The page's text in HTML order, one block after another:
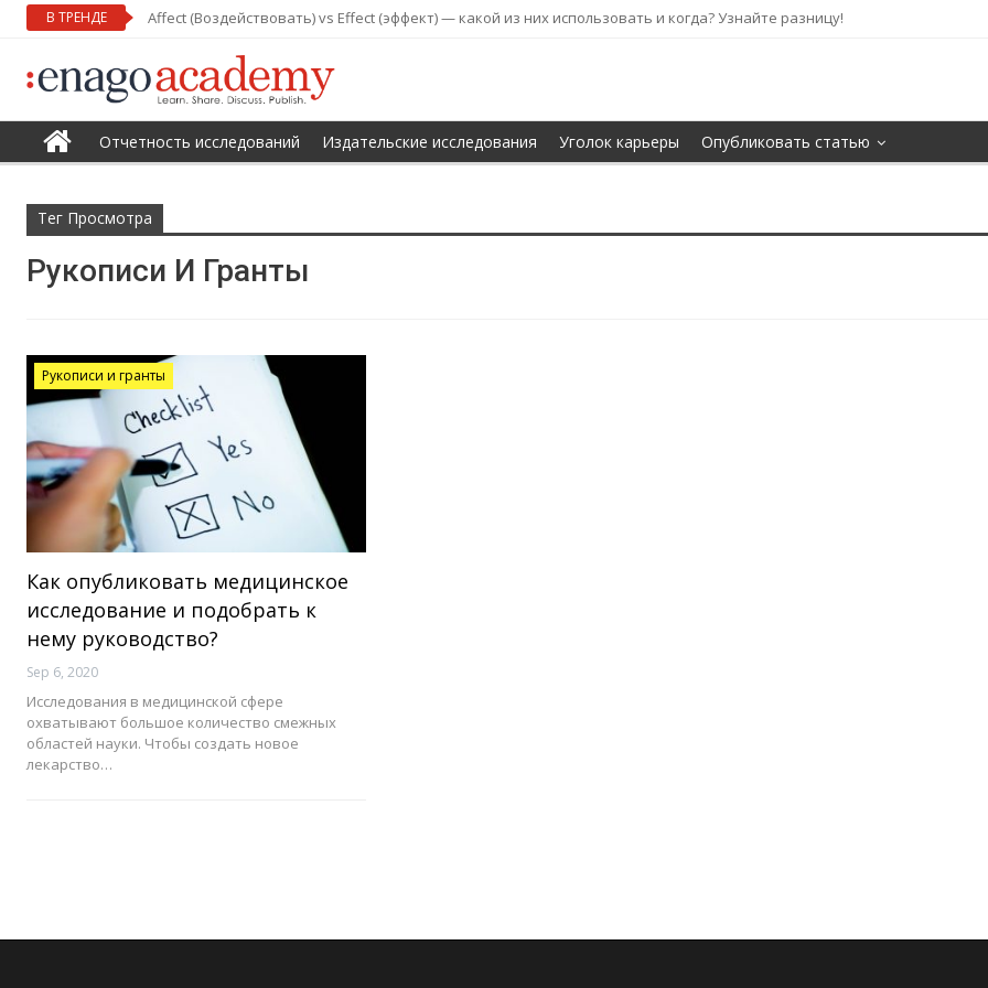
В ТРЕНДЕ Affect (Воздействовать) vs Effect (эффект) — какой из них использовать и когда? Узнайте разницу!
Отчетность исследований Издательские исследования Уголок карьеры Опубликовать статью
Тег Просмотра
Рукописи И Гранты
Рукописи и гранты
Как опубликовать медицинское
исследование и подобрать к
нему руководство?
Sep 6, 2020
Исследования в медицинской сфере
охватывают большое количество смежных
областей науки. Чтобы создать новое
лекарство…